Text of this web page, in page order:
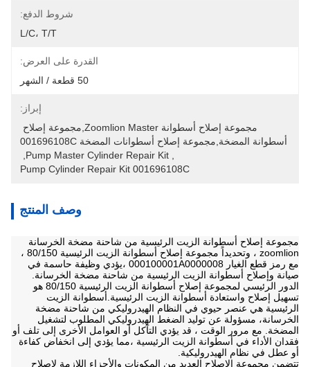
شروط الدفع:
L/C، T/T
القدرة على العرض:
50 قطعة / الشهر
إبراز:
أسطوانة المضخة,مجموعة إصلاح أسطوانات المضخة 001696108C
Pump Master Cylinder Repair Kit
Pump Cylinder Repair Kit 001696108C
وصف المنتج
مجموعة إصلاح أسطوانة الزيت الرئيسية من شاحنة مضخة الخرسانة
zoomlion ، وتحديداً مجموعة إصلاح أسطوانة الزيت الرئيسية 80/150 ،
مع رمز قطع الغيار 000100001A0000008 ،يؤدي وظيفة حاسمة في
صيانة وإصلاح أسطوانة الزيت الرئيسية من شاحنة مضخة الخرسانة.
الدور الرئيسي لمجموعة إصلاح أسطوانة الزيت الرئيسية 80/150 هو
تسهيل إصلاح واستعادة أسطوانة الزيت الرئيسية.أسطوانة الزيت
الرئيسية هي عنصر حيوي في النظام الهيدروليكي من شاحنة مضخة
الخرسانة، مسؤولة عن توليد الضغط الهيدروليكي المطلوب لتشغيل
المضخة. مع مرور الوقت ، قد يؤدي التآكل أو العوامل الأخرى إلى تلف أو
فقدان الأداء في أسطوانة الزيت الرئيسية ،مما يؤدي إلى انخفاض كفاءة
أو عطل في نظام الهيدروليكية.
تتضمن مجموعة الإصلاح العديد من المكونات والأجزاء اللازمة لإصلاح